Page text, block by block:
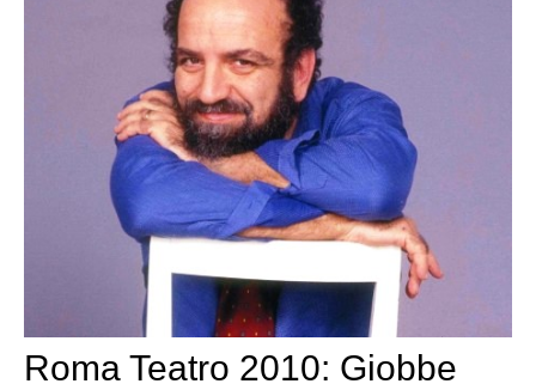
Roma Teatro 2010: Giobbe